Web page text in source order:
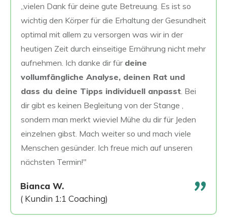
„vielen Dank für deine gute Betreuung. Es ist so
wichtig den Körper für die Erhaltung der Gesundheit
optimal mit allem zu versorgen was wir in der
heutigen Zeit durch einseitige Ernährung nicht mehr
aufnehmen. Ich danke dir für deine
vollumfängliche Analyse, deinen Rat und
dass du deine Tipps individuell anpasst . Bei
dir gibt es keinen Begleitung von der Stange ,
sondern man merkt wieviel Mühe du dir für Jeden
einzelnen gibst. Mach weiter so und mach viele
Menschen gesünder. Ich freue mich auf unseren
nächsten Termin!"
Bianca W.
( Kundin 1:1 Coaching)
"